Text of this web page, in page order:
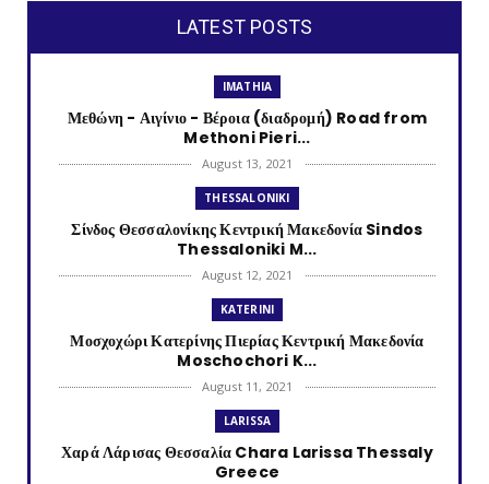
LATEST POSTS
IMATHIA
Μεθώνη - Αιγίνιο - Βέροια (διαδρομή) Road from
Methoni Pieri...
August 13, 2021
THESSALONIKI
Σίνδος Θεσσαλονίκης Κεντρική Μακεδονία Sindos
Thessaloniki M...
August 12, 2021
KATERINI
Μοσχοχώρι Κατερίνης Πιερίας Κεντρική Μακεδονία
Moschochori K...
August 11, 2021
LARISSA
Χαρά Λάρισας Θεσσαλία Chara Larissa Thessaly
Greece